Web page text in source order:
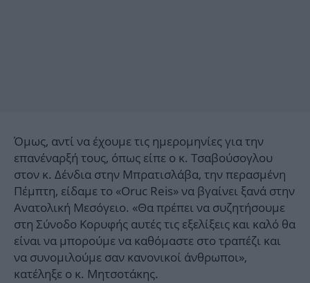
Όμως, αντί να έχουμε τις ημερομηνίες για την
επανέναρξή τους, όπως είπε ο κ. Τσαβούσογλου
στον κ. Δένδια στην Μπρατισλάβα, την περασμένη
Πέμπτη, είδαμε το «Oruc Reis» να βγαίνει ξανά στην
Ανατολική Μεσόγειο. «Θα πρέπει να συζητήσουμε
στη Σύνοδο Κορυφής αυτές τις εξελίξεις και καλό θα
είναι να μπορούμε να καθόμαστε στο τραπέζι και
να συνομιλούμε σαν κανονικοί άνθρωποι»,
κατέληξε ο κ. Μητσοτάκης.